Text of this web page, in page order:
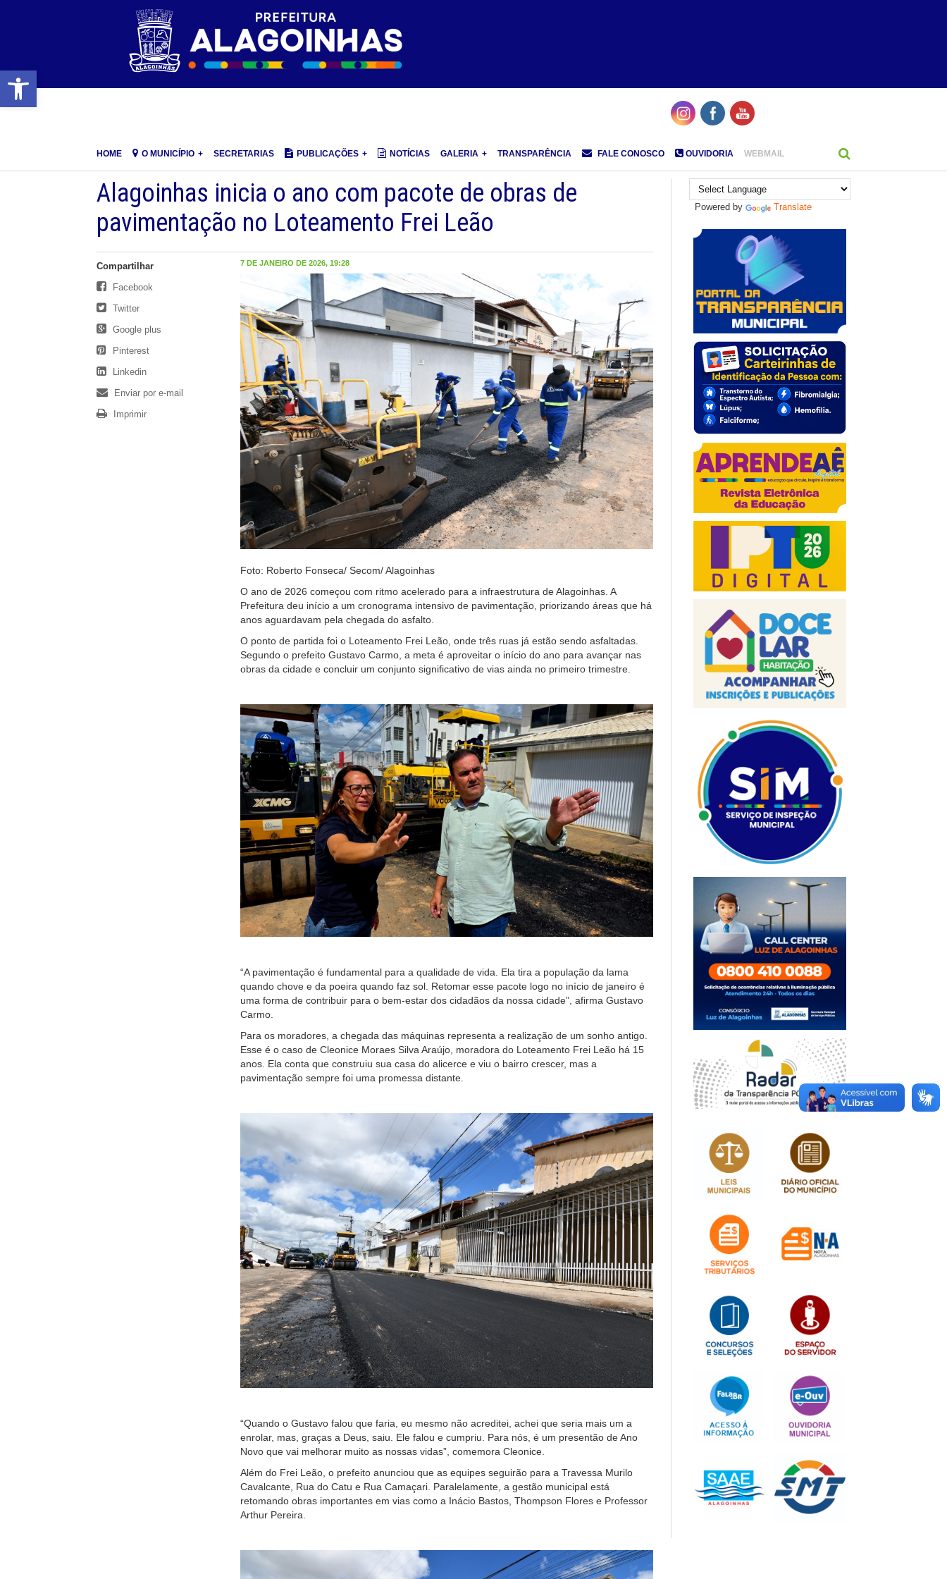
Barra de Ferramentas Aberta
HOME O MUNICÍPIO SECRETARIAS PUBLICAÇÕES NOTÍCIAS GALERIA TRANSPARÊNCIA FALE CONOSCO OUVIDORIA WEBMAIL
Alagoinhas inicia o ano com pacote de obras de
pavimentação no Loteamento Frei Leão
7 DE JANEIRO DE 2026, 19:28
Foto: Roberto Fonseca/ Secom/ Alagoinhas
O ano de 2026 começou com ritmo acelerado para a infraestrutura de Alagoinhas. A
Prefeitura deu início a um cronograma intensivo de pavimentação, priorizando áreas que há
anos aguardavam pela chegada do asfalto.
O ponto de partida foi o Loteamento Frei Leão, onde três ruas já estão sendo asfaltadas.
Segundo o prefeito Gustavo Carmo, a meta é aproveitar o início do ano para avançar nas
obras da cidade e concluir um conjunto significativo de vias ainda no primeiro trimestre.
“A pavimentação é fundamental para a qualidade de vida. Ela tira a população da lama
quando chove e da poeira quando faz sol. Retomar esse pacote logo no início de janeiro é
uma forma de contribuir para o bem-estar dos cidadãos da nossa cidade”, afirma Gustavo
Carmo.
Para os moradores, a chegada das máquinas representa a realização de um sonho antigo.
Esse é o caso de Cleonice Moraes Silva Araújo, moradora do Loteamento Frei Leão há 15
anos. Ela conta que construiu sua casa do alicerce e viu o bairro crescer, mas a
pavimentação sempre foi uma promessa distante.
“Quando o Gustavo falou que faria, eu mesmo não acreditei, achei que seria mais um a
enrolar, mas, graças a Deus, saiu. Ele falou e cumpriu. Para nós, é um presentão de Ano
Novo que vai melhorar muito as nossas vidas”, comemora Cleonice.
Além do Frei Leão, o prefeito anunciou que as equipes seguirão para a Travessa Murilo
Cavalcante, Rua do Catu e Rua Camaçari. Paralelamente, a gestão municipal está
retomando obras importantes em vias como a Inácio Bastos, Thompson Flores e Professor
Arthur Pereira.
Compartilhar
Facebook
Twitter
Google plus
Pinterest
Linkedin
Enviar por e-mail
Imprimir
Powered by Translate